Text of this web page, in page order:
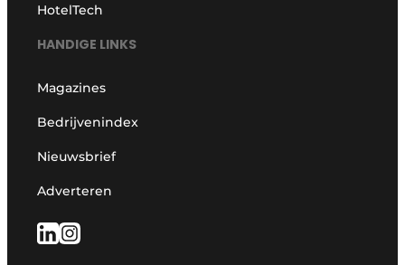
HotelTech
HANDIGE LINKS
Magazines
Bedrijvenindex
Nieuwsbrief
Adverteren